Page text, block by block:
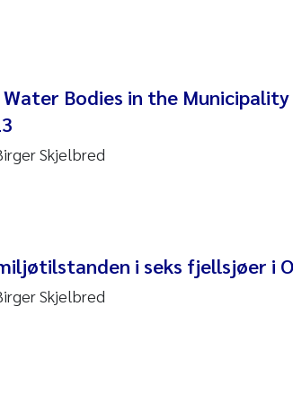
McGovern
Erling Aarhus Bratsberg
Richard Garth James
Bodies in the Municipality
Skjelbred
i seks fjellsjøer i
Skjelbred